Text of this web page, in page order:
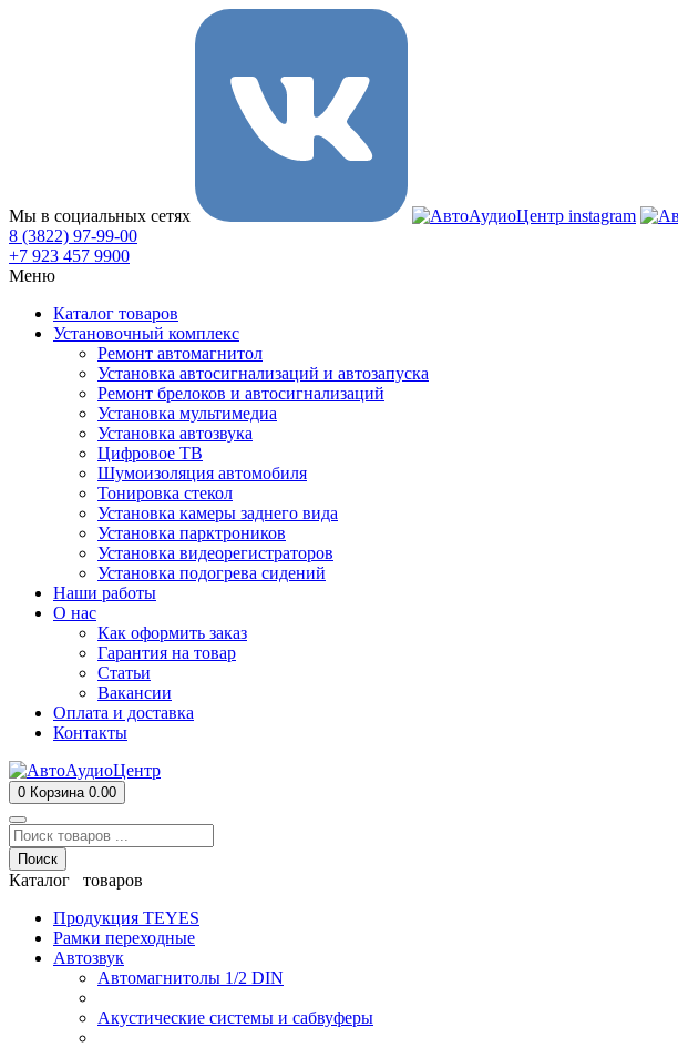
Мы в социальных сетях
8 (3822) 97-99-00
+7 923 457 9900
Меню
Каталог товаров
Установочный комплекс
Ремонт автомагнитол
Установка автосигнализаций и автозапуска
Ремонт брелоков и автосигнализаций
Установка мультимедиа
Установка автозвука
Цифровое ТВ
Шумоизоляция автомобиля
Тонировка стекол
Установка камеры заднего вида
Установка парктроников
Установка видеорегистраторов
Установка подогрева сидений
Наши работы
О нас
Как оформить заказ
Гарантия на товар
Статьи
Вакансии
Оплата и доставка
Контакты
0 Корзина 0.00
Поиск
Каталог товаров
Продукция TEYES
Рамки переходные
Автозвук
Автомагнитолы 1/2 DIN
Акустические системы и сабвуферы